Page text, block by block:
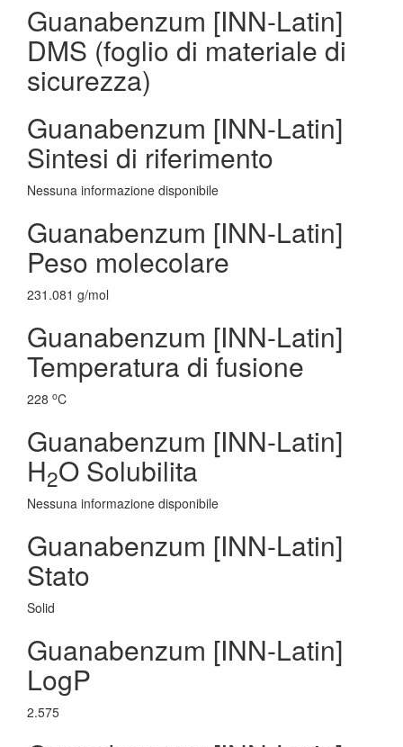
Guanabenzum [INN-Latin]
DMS (foglio di materiale di
sicurezza)
Guanabenzum [INN-Latin]
Sintesi di riferimento
Nessuna informazione disponibile
Guanabenzum [INN-Latin]
Peso molecolare
231.081 g/mol
Guanabenzum [INN-Latin]
Temperatura di fusione
228 oC
Guanabenzum [INN-Latin]
H2O Solubilita
Nessuna informazione disponibile
Guanabenzum [INN-Latin]
Stato
Solid
Guanabenzum [INN-Latin]
LogP
2.575